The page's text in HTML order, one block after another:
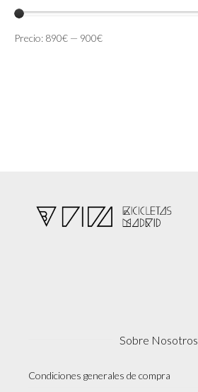
Precio
Precio
Precio: 890€ — 900€
Sobre Nosotros
Condiciones generales de compra